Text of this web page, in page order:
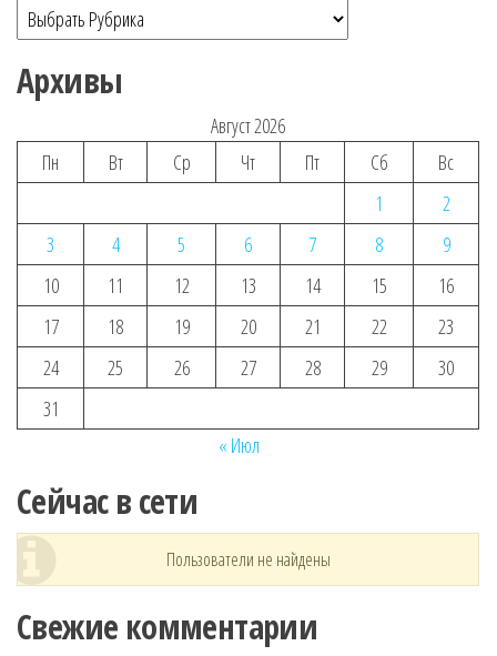
Архивы
Август 2026
Пн
Вт Ср Чт Пт Сб
Вс
1
2
3
4 5 6 7 8
9
10
11 12 13 14 15
16
17
18 19 20 21 22
23
24
25 26 27 28 29
30
31
« Июл
Сейчас в сети
Пользователи не найдены
Свежие комментарии